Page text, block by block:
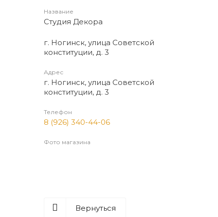
Название
Студия Декора
г. Ногинск, улица Советской
конституции, д. 3
Адрес
г. Ногинск, улица Советской
конституции, д. 3
Телефон
8 (926) 340-44-06
Фото магазина
Вернуться